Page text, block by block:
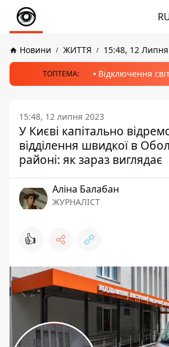
Новини ЖИТТЯ 15:48, 12
ТОПТЕМА: Відключення
15:48, 12 липня 2023
У Києві капітально
відділення швидкої в
районі: як зараз виглядає
Аліна Балабан
ЖУРНАЛІСТ
👍